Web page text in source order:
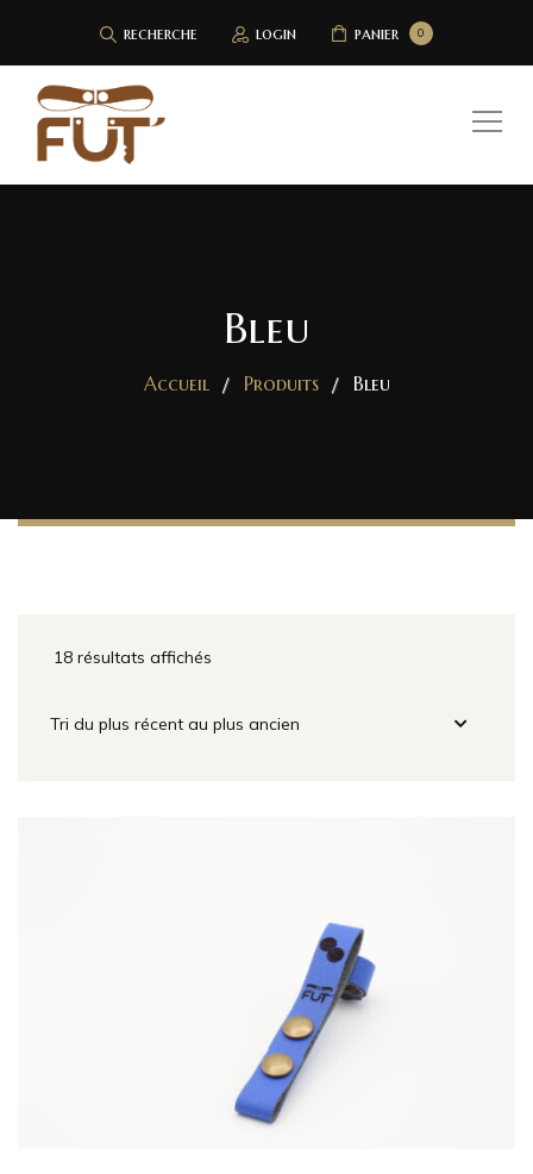
recherche login 0
panier
Bleu
Accueil Produits Bleu
18 résultats affichés